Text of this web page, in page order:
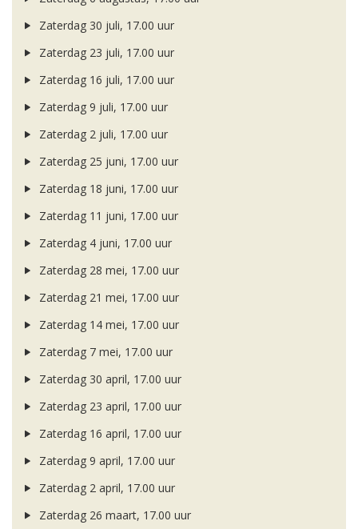
Zaterdag 30 juli, 17.00 uur
Zaterdag 23 juli, 17.00 uur
Zaterdag 16 juli, 17.00 uur
Zaterdag 9 juli, 17.00 uur
Zaterdag 2 juli, 17.00 uur
Zaterdag 25 juni, 17.00 uur
Zaterdag 18 juni, 17.00 uur
Zaterdag 11 juni, 17.00 uur
Zaterdag 4 juni, 17.00 uur
Zaterdag 28 mei, 17.00 uur
Zaterdag 21 mei, 17.00 uur
Zaterdag 14 mei, 17.00 uur
Zaterdag 7 mei, 17.00 uur
Zaterdag 30 april, 17.00 uur
Zaterdag 23 april, 17.00 uur
Zaterdag 16 april, 17.00 uur
Zaterdag 9 april, 17.00 uur
Zaterdag 2 april, 17.00 uur
Zaterdag 26 maart, 17.00 uur